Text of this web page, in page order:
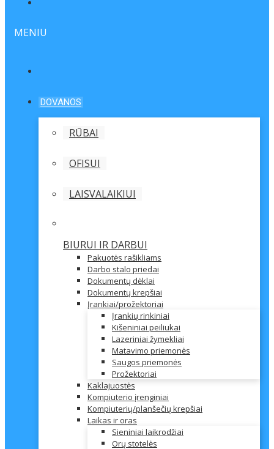
MENIU
DOVANOS
RŪBAI
OFISUI
LAISVALAIKIUI
BIURUI IR DARBUI
Pakuotės rašikliams
Darbo stalo priedai
Dokumentų dėklai
Dokumentų krepšiai
Įrankiai/prožektoriai
Įrankių rinkiniai
Kišeniniai peiliukai
Lazeriniai žymekliai
Matavimo priemonės
Saugos priemonės
Prožektoriai
Kaklajuostės
Kompiuterio įrenginiai
Kompiuterių/planšečių krepšiai
Laikas ir oras
Sieniniai laikrodžiai
Orų stotelės